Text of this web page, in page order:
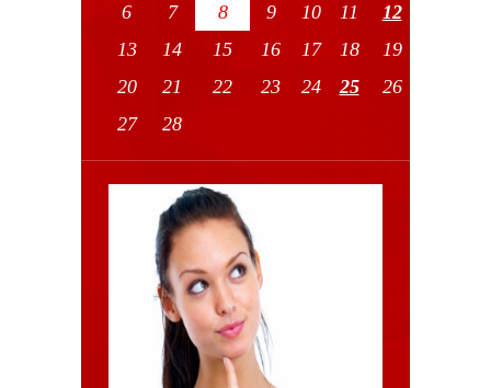
6
7 8 9 10 11
12
13
14 15 16 17 18
19
20
21 22 23 24 25
26
27
28